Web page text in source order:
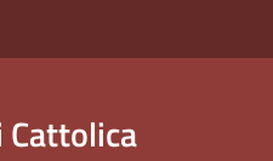
Cattolica